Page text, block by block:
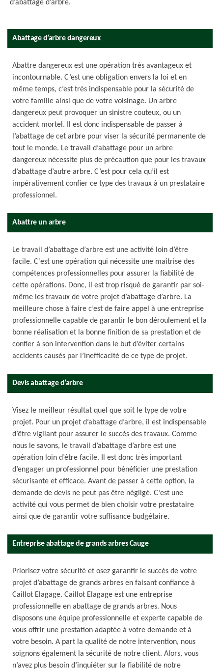
d’abattage d’arbre.
Abattage d’arbre dangereux
Abattre dangereux est une opération très avantageux et
incontournable. C’est une obligation envers la loi et en
même temps, c’est très indispensable pour la sécurité de
votre famille ainsi que de votre voisinage. Un arbre
dangereux peut provoquer un sinistre couteux, ou un
accident mortel. Il est donc indispensable de passer à
l’abattage de cet arbre pour viser la sécurité permanente de
tout le monde. Le travail d’abattage pour un arbre
dangereux nécessite plus de précaution que pour les travaux
d’abattage d’autre arbre. C’est pour cela qu’il est
impérativement confier ce type des travaux à un prestataire
professionnel.
Abattre un arbre
Le travail d’abattage d’arbre est une activité loin d’être
facile. C’est une opération qui nécessite une maîtrise des
compétences professionnelles pour assurer la fiabilité de
cette opérations. Donc, il est trop risqué de garantir par soi-
même les travaux de votre projet d’abattage d’arbre. La
meilleure chose à faire c’est de faire appel à une entreprise
professionnelle capable de garantir le bon déroulement et la
bonne réalisation et la bonne finition de sa prestation et de
confier à son intervention dans le but d’éviter certains
accidents causés par l’inefficacité de ce type de projet.
Devis abattage d’arbre
Visez le meilleur résultat quel que soit le type de votre
projet. Pour un projet d’abattage d’arbre, il est indispensable
d’être vigilant pour assurer le succès des travaux. Comme
nous le savons, le travail d’abattage d’arbre est une
opération loin d’être facile. Il est donc très important
d’engager un professionnel pour bénéficier une prestation
sécurisante et efficace. Avant de passer à cette option, la
demande de devis ne peut pas être négligé. C’est une
activité qui vous permet de bien choisir votre prestataire
ainsi que de garantir votre suffisance budgétaire.
Entreprise abattage de grands arbres Cauge
Priorisez votre sécurité et osez garantir le succès de votre
projet d’abattage de grands arbres en faisant confiance à
Caillot Elagage. Caillot Elagage est une entreprise
professionnelle en abattage de grands arbres. Nous
disposons une équipe professionnelle et experte capable de
vous offrir une prestation adaptée à votre demande et à
votre besoin. A part la qualité de notre intervention, nous
soignons également la sécurité de notre client. Alors, vous
n’avez plus besoin d’inquiéter sur la fiabilité de notre